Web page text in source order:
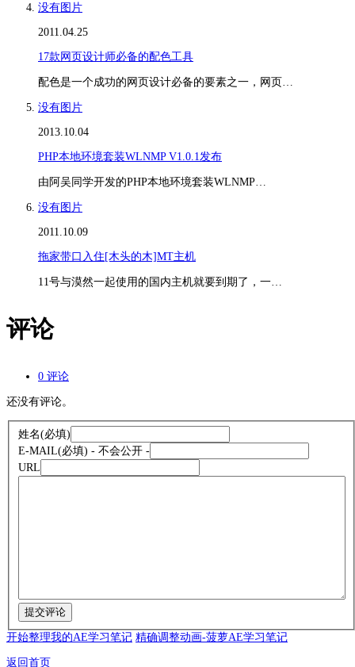
没有图片
2011.04.25
17款网页设计师必备的配色工具
配色是一个成功的网页设计必备的要素之一，网页…
没有图片
2013.10.04
PHP本地环境套装WLNMP V1.0.1发布
由阿吴同学开发的PHP本地环境套装WLNMP…
没有图片
2011.10.09
拖家带口入住[木头的木]MT主机
11号与漠然一起使用的国内主机就要到期了，一…
评论
0 评论
还没有评论。
姓名(必填)
E-MAIL(必填) - 不会公开 -
URL
开始整理我的AE学习笔记 精确调整动画-菠萝AE学习笔记
返回首页